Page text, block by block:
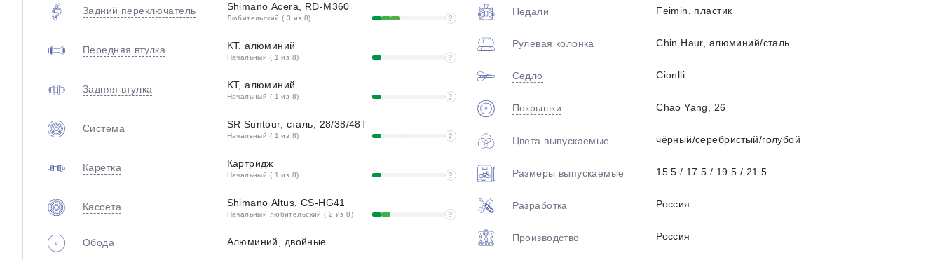
Задний переключатель Shimano Acera, RD-M360
Любительский ( 3 из 8) ?
Передняя втулка KT, алюминий
Начальный ( 1 из 8) ?
Задняя втулка KT, алюминий
Начальный ( 1 из 8) ?
Система SR Suntour, сталь, 28/38/48T
Начальный ( 1 из 8) ?
Каретка Картридж
Начальный ( 1 из 8) ?
Кассета Shimano Altus, CS-HG41
Начальный любительский ( 2 из 8) ?
Обода Алюминий, двойные
Педали Feimin, пластик
Рулевая колонка Chin Haur, алюминий/сталь
Седло Cionlli
Покрышки Chao Yang, 26
Цвета выпускаемые чёрный/серебристый/голубой
Размеры выпускаемые 15.5 / 17.5 / 19.5 / 21.5
Разработка Россия
Производство Россия